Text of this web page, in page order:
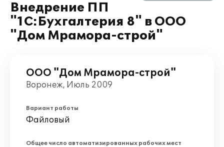
Внедрение ПП
"1С:Бухгалтерия 8" в ООО
"Дом Мрамора-строй"
ООО "Дом Мрамора-строй"
Воронеж, Июль 2009
Вариант работы
Файловый
Общее число автоматизированных рабочих мест